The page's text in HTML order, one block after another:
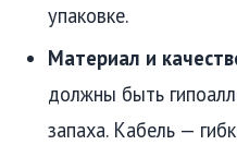
упаковке.
Материал и
должны быть
запаха. Кабель —